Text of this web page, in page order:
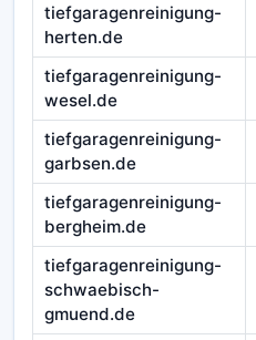
tiefgaragenreinigung-
herten.de
tiefgaragenreinigung-
wesel.de
tiefgaragenreinigung-
garbsen.de
tiefgaragenreinigung-
bergheim.de
tiefgaragenreinigung-
schwaebisch-
gmuend.de